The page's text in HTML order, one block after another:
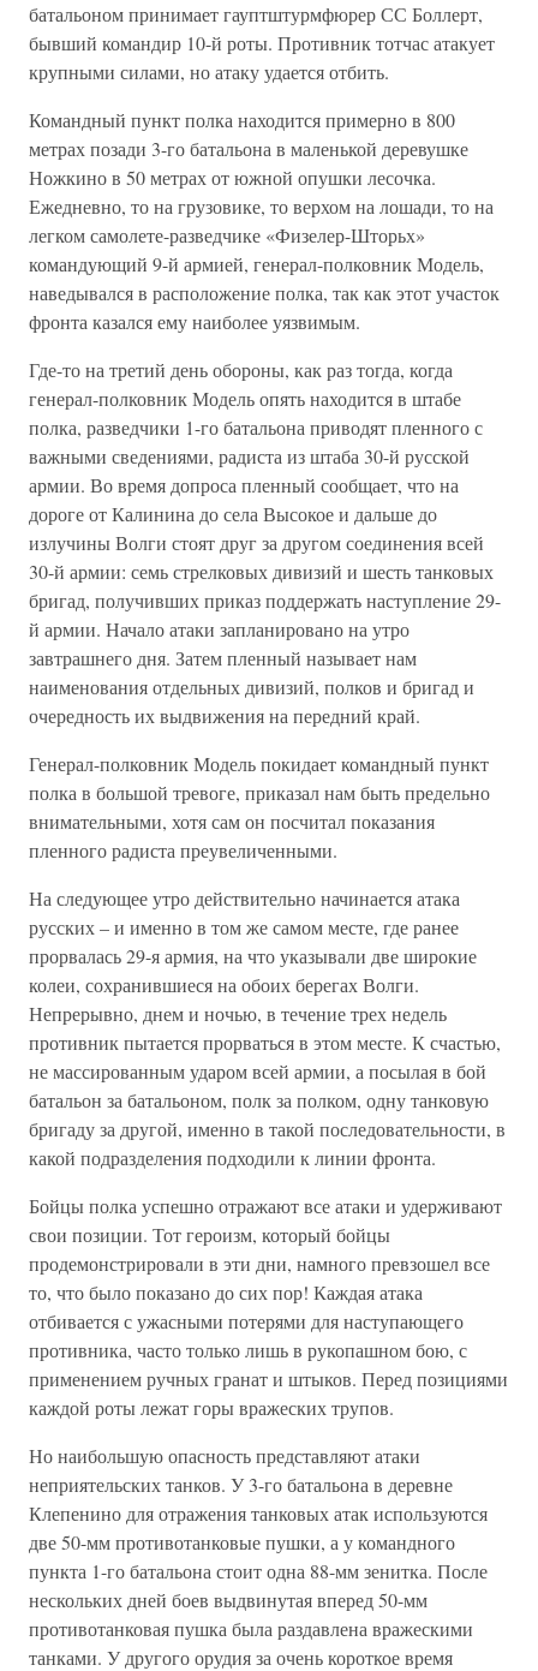
батальоном принимает гауптштурмфюрер СС Боллерт,
бывший командир 10-й роты. Противник тотчас атакует
крупными силами, но атаку удается отбить.
Командный пункт полка находится примерно в 800
метрах позади 3-го батальона в маленькой деревушке
Ножкино в 50 метрах от южной опушки лесочка.
Ежедневно, то на грузовике, то верхом на лошади, то на
легком самолете-разведчике «Физелер-Шторьх»
командующий 9-й армией, генерал-полковник Модель,
наведывался в расположение полка, так как этот участок
фронта казался ему наиболее уязвимым.
Где-то на третий день обороны, как раз тогда, когда
генерал-полковник Модель опять находится в штабе
полка, разведчики 1-го батальона приводят пленного с
важными сведениями, радиста из штаба 30-й русской
армии. Во время допроса пленный сообщает, что на
дороге от Калинина до села Высокое и дальше до
излучины Волги стоят друг за другом соединения всей
30-й армии: семь стрелковых дивизий и шесть танковых
бригад, получивших приказ поддержать наступление 29-
й армии. Начало атаки запланировано на утро
завтрашнего дня. Затем пленный называет нам
наименования отдельных дивизий, полков и бригад и
очередность их выдвижения на передний край.
Генерал-полковник Модель покидает командный пункт
полка в большой тревоге, приказал нам быть предельно
внимательными, хотя сам он посчитал показания
пленного радиста преувеличенными.
На следующее утро действительно начинается атака
русских – и именно в том же самом месте, где ранее
прорвалась 29-я армия, на что указывали две широкие
колеи, сохранившиеся на обоих берегах Волги.
Непрерывно, днем и ночью, в течение трех недель
противник пытается прорваться в этом месте. К счастью,
не массированным ударом всей армии, а посылая в бой
батальон за батальоном, полк за полком, одну танковую
бригаду за другой, именно в такой последовательности, в
какой подразделения подходили к линии фронта.
Бойцы полка успешно отражают все атаки и удерживают
свои позиции. Тот героизм, который бойцы
продемонстрировали в эти дни, намного превзошел все
то, что было показано до сих пор! Каждая атака
отбивается с ужасными потерями для наступающего
противника, часто только лишь в рукопашном бою, с
применением ручных гранат и штыков. Перед позициями
каждой роты лежат горы вражеских трупов.
Но наибольшую опасность представляют атаки
неприятельских танков. У 3-го батальона в деревне
Клепенино для отражения танковых атак используются
две 50-мм противотанковые пушки, а у командного
пункта 1-го батальона стоит одна 88-мм зенитка. После
нескольких дней боев выдвинутая вперед 50-мм
противотанковая пушка была раздавлена вражескими
танками. У другого орудия за очень короткое время